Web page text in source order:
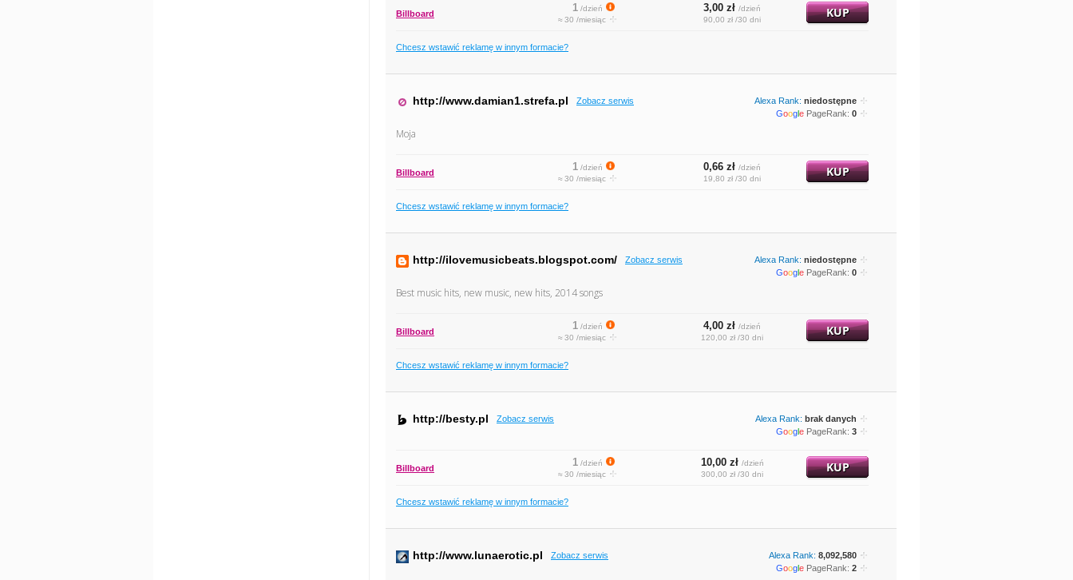
Billboard 1 /dzień
≈ 30 /miesiąc
3,00 zł /dzień
90,00 zł /30 dni
KUP
Chcesz wstawić reklamę w innym formacie?
http://www.damian1.strefa.pl Zobacz serwis Alexa Rank: niedostępne
Google PageRank: 0
Moja
Billboard 1 /dzień
≈ 30 /miesiąc
0,66 zł /dzień
19,80 zł /30 dni
KUP
Chcesz wstawić reklamę w innym formacie?
http://ilovemusicbeats.blogspot.com/ Zobacz serwis Alexa Rank: niedostępne
Google PageRank: 0
Best music hits, new music, new hits, 2014 songs
Billboard 1 /dzień
≈ 30 /miesiąc
4,00 zł /dzień
120,00 zł /30 dni
KUP
Chcesz wstawić reklamę w innym formacie?
http://besty.pl Zobacz serwis Alexa Rank: brak danych
Google PageRank: 3
Billboard 1 /dzień
≈ 30 /miesiąc
10,00 zł /dzień
300,00 zł /30 dni
KUP
Chcesz wstawić reklamę w innym formacie?
http://www.lunaerotic.pl Zobacz serwis Alexa Rank: 8,092,580
Google PageRank: 2